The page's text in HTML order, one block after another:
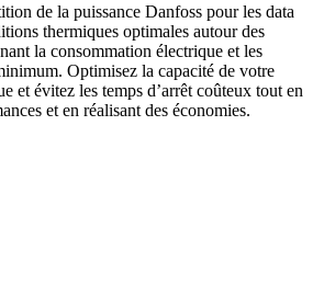
de la puissance Danfoss pour les data
thermiques optimales autour des
la consommation électrique et les
Optimisez la capacité de votre
et évitez les temps d’arrêt coûteux tout en
et en réalisant des économies.